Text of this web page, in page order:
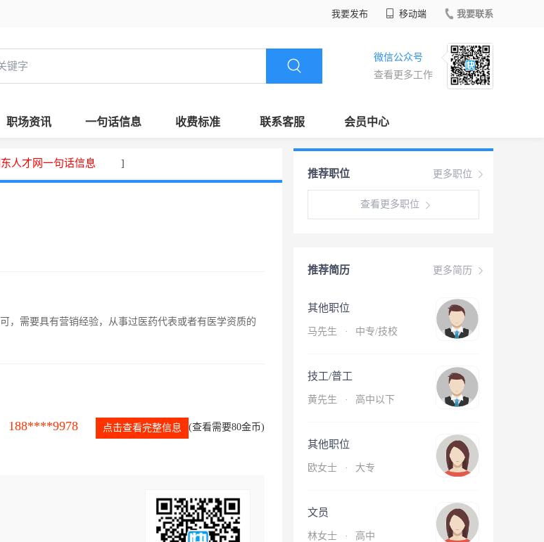
我要发布 移动端 我要联系
微信公众号
查看更多工作
职场资讯 一句话信息 收费标准 联系客服 会员中心
人才网一句话信息 ]
，需要具有营销经验，从事过医药代表或者有医学资质的
188****9978 点击查看完整信息 (查看需要80金币)
更多职位
推荐职位
查看更多职位
更多简历
推荐简历
其他职位
马先生 · 中专/技校
技工/普工
黄先生 · 高中以下
其他职位
欧女士 · 大专
文员
林女士 · 高中